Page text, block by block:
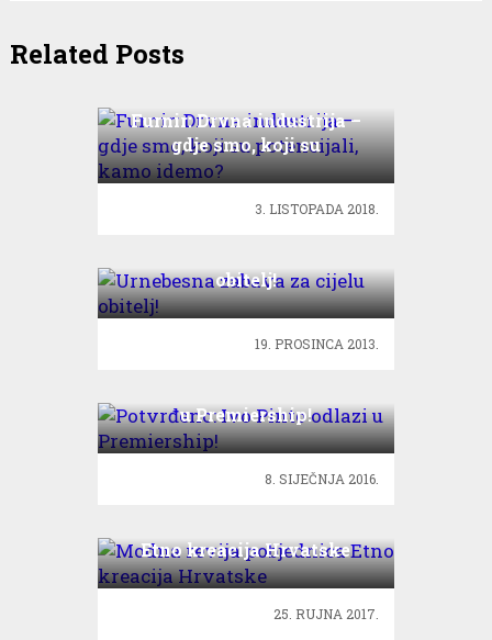
Related Posts
Furnir: Drvna industrija –
gdje smo, koji su
potencijali, kamo idemo?
3. LISTOPADA 2018.
obitelj!
19. PROSINCA 2013.
u Premiership!
8. SIJEČNJA 2016.
Etno kreacija Hrvatske
25. RUJNA 2017.